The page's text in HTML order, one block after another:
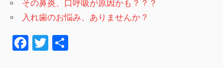
その鼻炎、口呼吸が原因かも？？？
入れ歯のお悩み、ありませんか？
F
T